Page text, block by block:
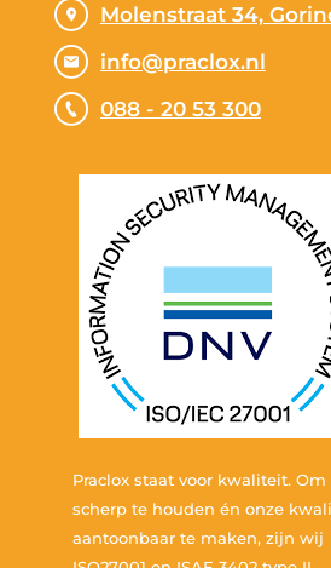
Molenstraat 34,
info@praclox.nl
088 - 20 53 300
Praclox staat voor kwaliteit. Om
scherp te houden én onze
aantoonbaar te maken, zijn wij